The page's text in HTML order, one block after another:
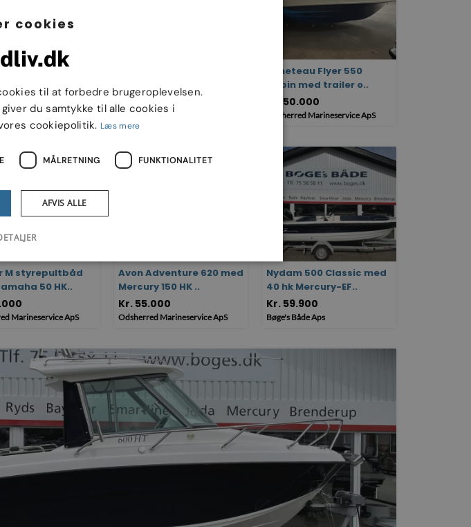
470 Fisk med F9,9
4 ..
Aps
F90...SOLGT
Kr. 49.900
Fynbo Marine
Beneteau Flyer 550
Cabin med trailer o..
Kr. 50.000
Odsherred Marineservice ApS
M styrepultbåd
50 HK..
Marineservice ApS
Avon Adventure 620 med
Mercury 150 HK ..
Kr. 55.000
Odsherred Marineservice ApS
Nydam 500 Classic med
40 hk Mercury-EF..
Kr. 59.900
Bøge's Både Aps
cookies
til at forbedre brugeroplevelsen.
du samtykke til alle cookies i
cookiepolitik. Læs mere
MÅLRETNING FUNKTIONALITET
AFVIS ALLE